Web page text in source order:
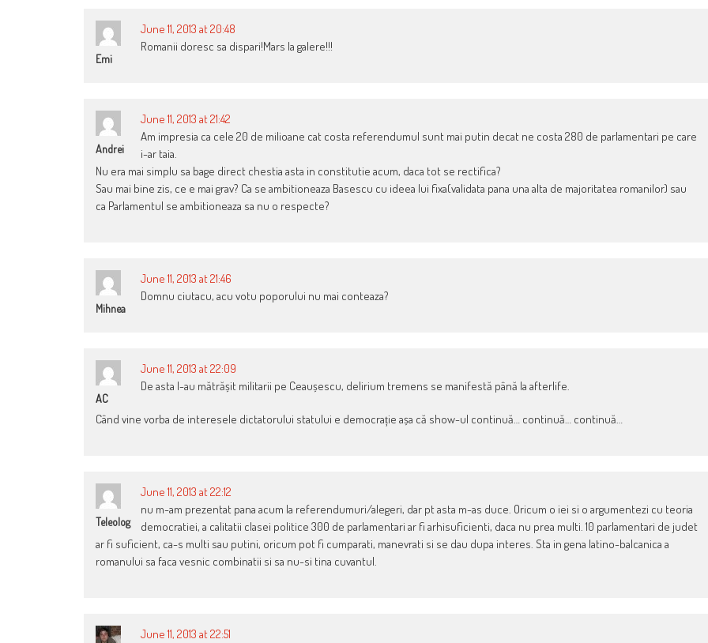
Emi
June 11, 2013 at 20:48
Romanii doresc sa dispari!Mars la galere!!!
Andrei
June 11, 2013 at 21:42
Am impresia ca cele 20 de milioane cat costa referendumul sunt mai putin decat ne costa 280 de parlamentari pe care
i-ar taia.
Nu era mai simplu sa bage direct chestia asta in constitutie acum, daca tot se rectifica?
Sau mai bine zis, ce e mai grav? Ca se ambitioneaza Basescu cu ideea lui fixa(validata pana una alta de majoritatea romanilor) sau
ca Parlamentul se ambitioneaza sa nu o respecte?
Mihnea
June 11, 2013 at 21:46
Domnu ciutacu, acu votu poporului nu mai conteaza?
AC
June 11, 2013 at 22:09
De asta l-au mătrășit militarii pe Ceaușescu, delirium tremens se manifestă până la afterlife.
Când vine vorba de interesele dictatorului statului e democrație așa că show-ul continuă… continuă… continuă…
Teleolog
June 11, 2013 at 22:12
nu m-am prezentat pana acum la referendumuri/alegeri, dar pt asta m-as duce. Oricum o iei si o argumentezi cu teoria
democratiei, a calitatii clasei politice 300 de parlamentari ar fi arhisuficienti, daca nu prea multi. 10 parlamentari de judet
ar fi suficient, ca-s multi sau putini, oricum pot fi cumparati, manevrati si se dau dupa interes. Sta in gena latino-balcanica a
romanului sa faca vesnic combinatii si sa nu-si tina cuvantul.
June 11, 2013 at 22:51